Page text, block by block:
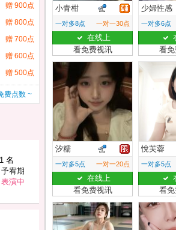
赠 900点
赠 800点
赠 700点
赠 600点
赠 500点
费点数 ~
名
予宥期
表演中
小青柑
一对多8点 一对一30点
在线上
看免费视讯
少婦性感
一对多6点
看
汐糯
一对多5点 一对一20点
在线上
看免费视讯
悅芙蓉
一对多5点
看